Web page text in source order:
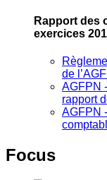
Rapport des
exercices
de
AGFPN
rapport
AGFPN
Focus